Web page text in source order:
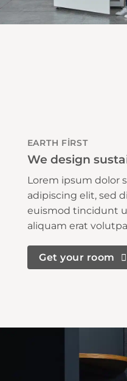
EARTH FIRST
We design
Lorem ipsum dolor
adipiscing elit, sed
euismod tincidunt
aliquam erat
Get your room